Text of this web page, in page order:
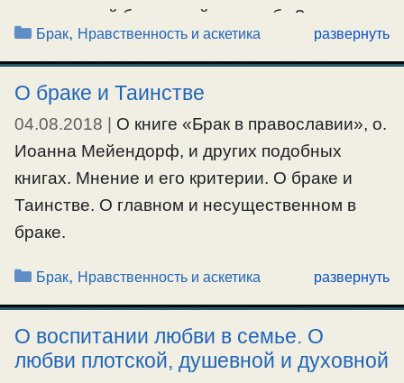
гражданский без всякой женитьбы?
О.Серафим: Если мужчина вступает в брак,
то это значит он женится. Если женщина
вступает в брак, то это значит она выходит
замуж. …
Ещё…
#брак
Рубрики
Брак, Нравственность и аскетика развернуть
О браке и Таинстве
04.08.2018 | О книге «Брак в православии», о.
Иоанна Мейендорф, и других подобных
книгах. Мнение и его критерии. О браке и
Таинстве. О главном и несущественном в
браке.
#брак,#венчание
Рубрики
Брак, Нравственность и аскетика развернуть
О воспитании любви в семье. О
любви плотской, душевной и духовной